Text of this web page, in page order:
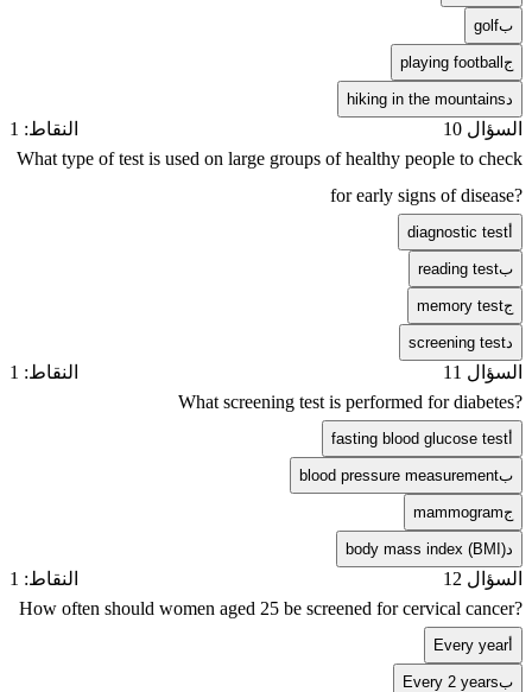
بgolf
جplaying football
hiking in the mountains
السؤال 10
النقاط: 1
What type of test is used on large groups of healthy people to check
for early signs of disease?
diagnostic test
بreading test
جmemory test
screening test
السؤال 11
النقاط: 1
What screening test is performed for diabetes?
fasting blood glucose test
بblood pressure measurement
جmammogram
body mass index (BMI)
السؤال 12
النقاط: 1
How often should women aged 25 be screened for cervical cancer?
Every year
بEvery 2 years